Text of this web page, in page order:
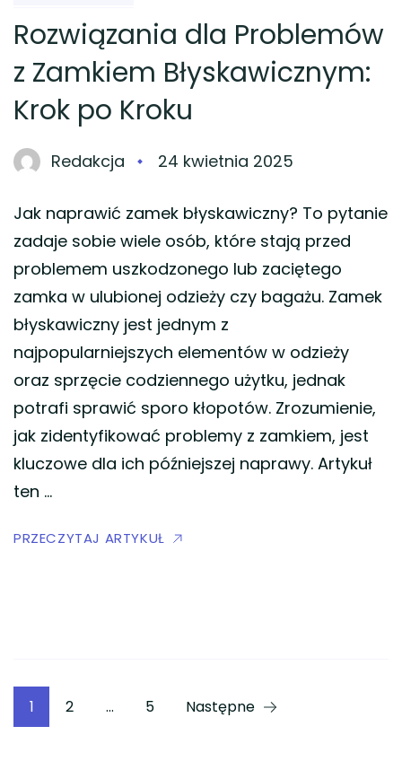
Rozwiązania dla Problemów
z Zamkiem Błyskawicznym:
Krok po Kroku
Redakcja 24 kwietnia 2025
Jak naprawić zamek błyskawiczny? To pytanie
zadaje sobie wiele osób, które stają przed
problemem uszkodzonego lub zaciętego
zamka w ulubionej odzieży czy bagażu. Zamek
błyskawiczny jest jednym z
najpopularniejszych elementów w odzieży
oraz sprzęcie codziennego użytku, jednak
potrafi sprawić sporo kłopotów. Zrozumienie,
jak zidentyfikować problemy z zamkiem, jest
kluczowe dla ich późniejszej naprawy. Artykuł
ten …
PRZECZYTAJ ARTYKUŁ
Stronicowanie
Strona
1 Strona
2 … Strona
5 Następne